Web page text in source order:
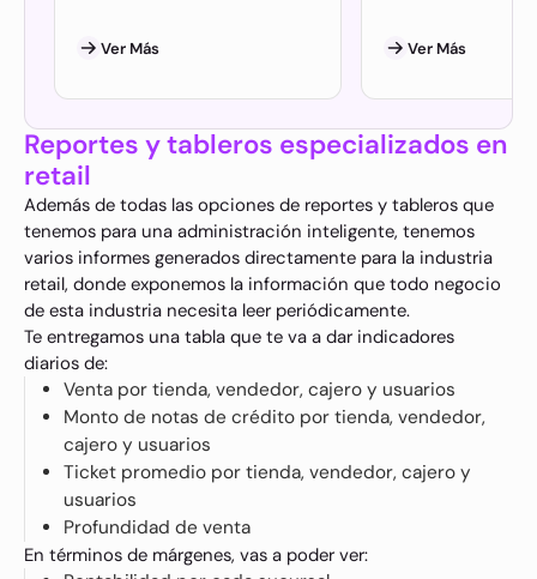
Ver Más Ver Más
Reportes y tableros especializados en
retail
Además de todas las opciones de reportes y tableros que
tenemos para una administración inteligente, tenemos
varios informes generados directamente para la industria
retail, donde exponemos la información que todo negocio
de esta industria necesita leer periódicamente.
Te entregamos una tabla que te va a dar indicadores
diarios de:
Venta por tienda, vendedor, cajero y usuarios
Monto de notas de crédito por tienda, vendedor,
cajero y usuarios
Ticket promedio por tienda, vendedor, cajero y
usuarios
Profundidad de venta
En términos de márgenes, vas a poder ver: